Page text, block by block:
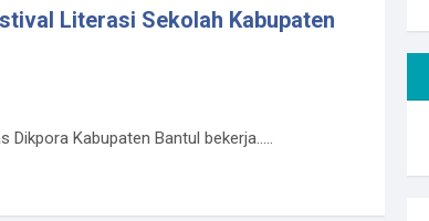
Literasi Sekolah Kabupaten
Dikpora Kabupaten Bantul bekerja.....